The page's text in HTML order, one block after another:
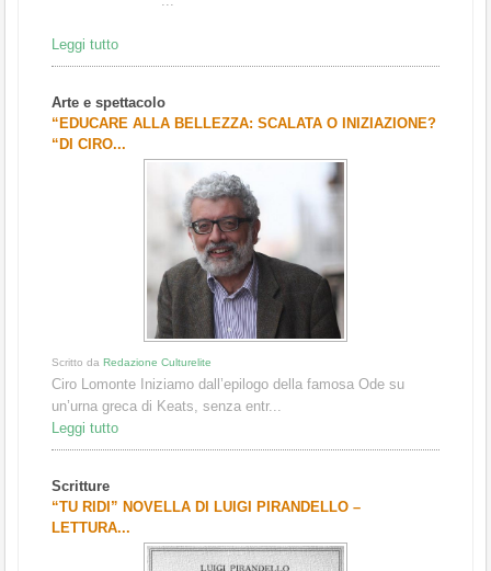
Leggi tutto
Arte e spettacolo
“EDUCARE ALLA BELLEZZA: SCALATA O INIZIAZIONE?
“DI CIRO...
Scritto da Redazione Culturelite
Ciro Lomonte Iniziamo dall’epilogo della famosa Ode su
un’urna greca di Keats, senza entr...
Leggi tutto
Scritture
“TU RIDI” NOVELLA DI LUIGI PIRANDELLO –
LETTURA...